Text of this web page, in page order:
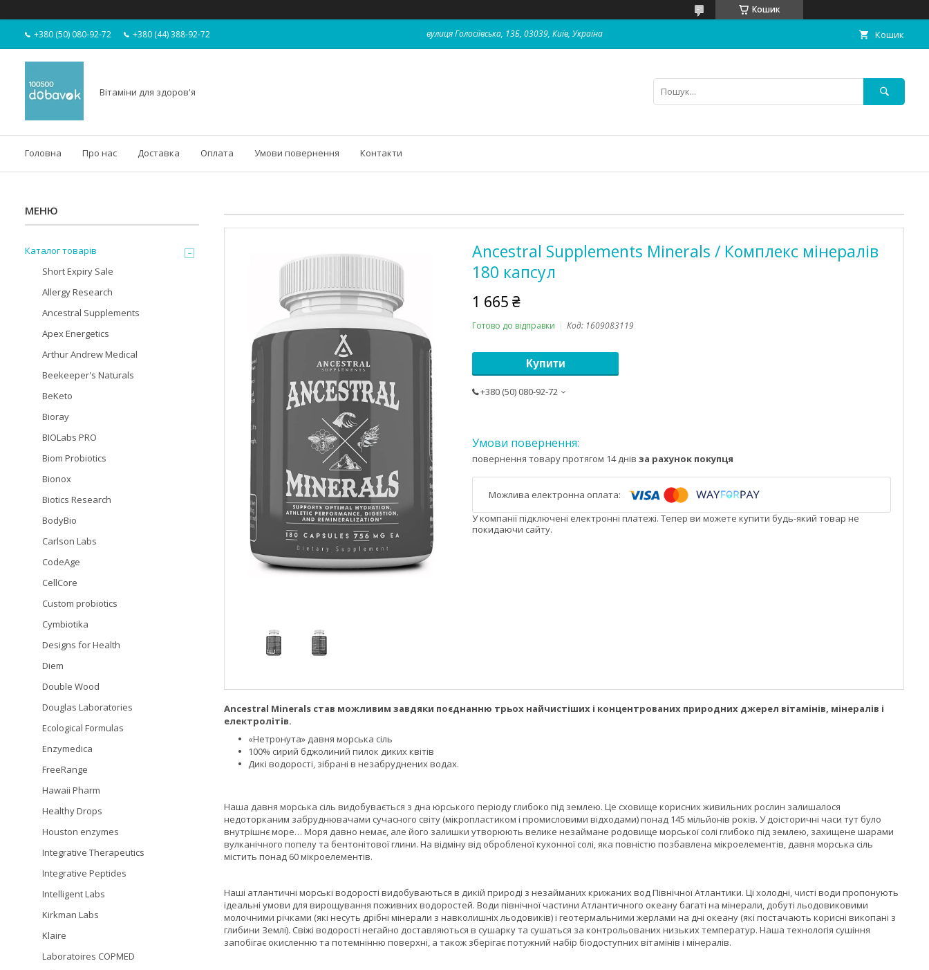
Кошик
+380 (50) 080-92-72 +380 (44) 388-92-72 вулиця Голосіївська, 13Б, 03039, Київ, Україна Кошик
Вітаміни для здоров'я
Головна Про нас Доставка Оплата Умови повернення Контакти
Ancestral Supplements Minerals / Комплекс мінералів
180 капсул
1 665 ₴
Готово до відправки Код: 1609083119
Купити
+380 (50) 080-92-72
повернення товару протягом 14 днів за рахунок покупця
У компанії підключені електронні платежі. Тепер ви можете купити будь-який товар не
покидаючи сайту.
Ancestral Minerals став можливим завдяки поєднанню трьох найчистіших і концентрованих природних джерел вітамінів, мінералів і
електролітів.
«Нетронута» давня морська сіль
100% сирий бджолиний пилок диких квітів
Дикі водорості, зібрані в незабруднених водах.
Наша давня морська сіль видобувається з дна юрського періоду глибоко під землею. Це сховище корисних живильних рослин залишалося
недоторканим забруднювачами сучасного світу (мікропластиком і промисловими відходами) понад 145 мільйонів років. У доісторичні часи тут було
внутрішнє море… Моря давно немає, але його залишки утворюють велике незаймане родовище морської солі глибоко під землею, захищене шарами
вулканічного попелу та бентонітової глини. На відміну від обробленої кухонної солі, яка повністю позбавлена мікроелементів, давня морська сіль
містить понад 60 мікроелементів.
Наші атлантичні морські водорості видобуваються в дикій природі з незайманих крижаних вод Північної Атлантики. Ці холодні, чисті води пропонують
ідеальні умови для вирощування поживних водоростей. Води північної частини Атлантичного океану багаті на мінерали, добуті льодовиковими
молочними річками (які несуть дрібні мінерали з навколишніх льодовиків) і геотермальними жерлами на дні океану (які постачають корисні викопані з
глибини Землі). Свіжі водорості негайно доставляються в сушарку та сушаться за контрольованих низьких температур. Наша технологія сушіння
запобігає окисленню та потемнінню поверхні, а також зберігає потужний набір біодоступних вітамінів і мінералів.
Каталог товарів
Short Expiry Sale
Allergy Research
Ancestral Supplements
Apex Energetics
Arthur Andrew Medical
Beekeeper's Naturals
BeKeto
Bioray
BIOLabs PRO
Biom Probiotics
Bionox
Biotics Research
BodyBio
Carlson Labs
CodeAge
CellCore
Custom probiotics
Cymbiotika
Designs for Health
Diem
Double Wood
Douglas Laboratories
Ecological Formulas
Enzymedica
FreeRange
Hawaii Pharm
Healthy Drops
Houston enzymes
Integrative Therapeutics
Integrative Peptides
Intelligent Labs
Kirkman Labs
Klaire
Laboratoires COPMED